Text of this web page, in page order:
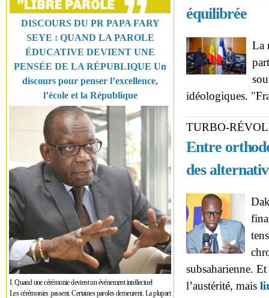
DISCOURS DU PR PAPA FARY
SEYE : QUAND LA PAROLE
ÉDUCATIVE DEVIENT UNE
PENSÉE DE LA RÉPUBLIQUE Un
discours pour penser l’excellence,
l’école et la République
I. Quand une cérémonie devient un événement intellectuel
Les cérémonies passent. Certaines paroles demeurent. La plupart
équilibrée
La
idéologiques.
TURBO-
Entre
des
subsaharienne.
l’austérité, mais